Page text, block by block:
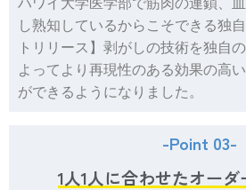
し熟知しているからこそできる独
トリリース】剥がしの技術を独自
よってより再現性のある効果の高
ができるようになりました。
-Point 03-
1人1人に合わせたオー